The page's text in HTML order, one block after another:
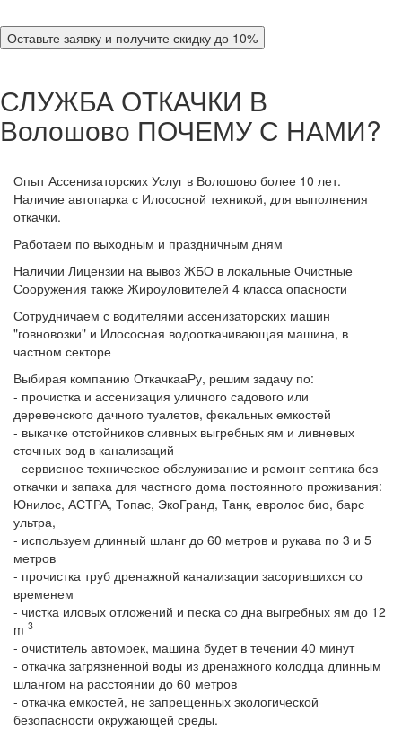
Оставьте заявку и получите скидку до 10%
СЛУЖБА ОТКАЧКИ В
Волошово ПОЧЕМУ С НАМИ?
Опыт Ассенизаторских Услуг в Волошово более 10 лет.
Наличие автопарка с Илососной техникой, для выполнения
откачки.
Работаем по выходным и праздничным дням
Наличии Лицензии на вывоз ЖБО в локальные Очистные
Сооружения также Жироуловителей 4 класса опасности
Сотрудничаем с водителями ассенизаторских машин
"говновозки" и Илососная водооткачивающая машина, в
частном секторе
Выбирая компанию ОткачкааРу, решим задачу по:
- прочистка и ассенизация уличного садового или
деревенского дачного туалетов, фекальных емкостей
- выкачке отстойников сливных выгребных ям и ливневых
сточных вод в канализаций
- сервисное техническое обслуживание и ремонт септика без
откачки и запаха для частного дома постоянного проживания:
Юнилос, АСТРА, Топас, ЭкоГранд, Танк, евролос био, барс
ультра,
- используем длинный шланг до 60 метров и рукава по 3 и 5
метров
- прочистка труб дренажной канализации засорившихся со
временем
- чистка иловых отложений и песка со дна выгребных ям до 12
m 3
- очиститель автомоек, машина будет в течении 40 минут
- откачка загрязненной воды из дренажного колодца длинным
шлангом на расстоянии до 60 метров
- откачка емкостей, не запрещенных экологической
безопасности окружающей среды.